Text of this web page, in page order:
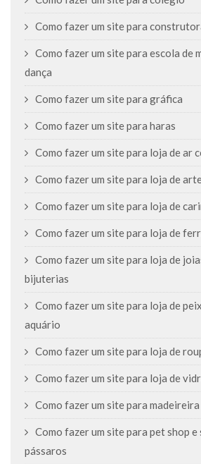
Como fazer um site para
Como fazer um site para escola de
dança
Como fazer um site para gráfica
Como fazer um site para haras
Como fazer um site para loja de ar
Como fazer um site para loja de
Como fazer um site para loja de
Como fazer um site para loja de
Como fazer um site para loja de
bijuterias
Como fazer um site para loja de
aquário
Como fazer um site para loja de
Como fazer um site para loja de
Como fazer um site para madeireira
Como fazer um site para pet shop
pássaros